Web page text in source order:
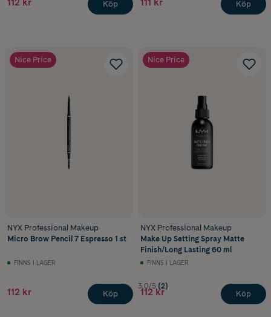
Köp Köp
Nice Price
NYX Professional Makeup
Micro Brow Pencil 7 Espresso 1 st
FINNS I LAGER
112 kr Köp
Nice Price
NYX Professional Makeup
Make Up Setting Spray Matte
Finish/Long Lasting 60 ml
FINNS I LAGER
3.0/5 (2)
112 kr Köp